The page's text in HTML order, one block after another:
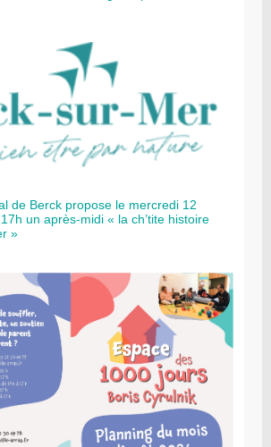
de Berck propose le mercredi 12
un après-midi « la ch’tite histoire
»